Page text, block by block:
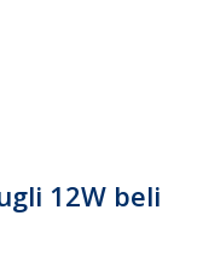
12W beli